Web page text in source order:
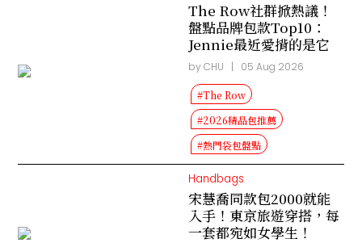
The Row社群掀熱議！
盤點品牌包款Top10：
Jennie最近愛揹的是它
by CHU | 05 Aug 2026
#The Row
#2026精品包推薦
#熱門袋包盤點
Handbags
宋慧喬同款包2000就能
入手！東京旅遊穿搭，每
一套都宛如女學生！